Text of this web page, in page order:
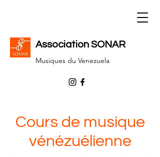
Association SONAR
Musiques du Venezuela
Cours de musique
vénézuélienne